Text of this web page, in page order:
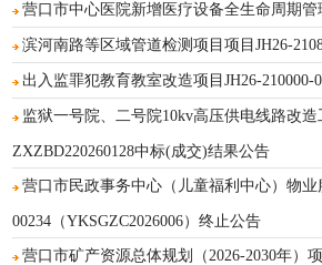
营口市中心医院新增医疗设备全生命周期管
滨河南路等区域管道检测项目项目JH26-
出入监罪犯教育教室改造项目JH26-
监狱一号院、二号院10kv高压供电线路改造
ZXZBD220260128中标(成交)结果公告
营口市民政事务中心（儿童福利中心）物业
00234（YKSGZC2026006）终止公告
营口市矿产资源总体规划（2026-2030年）